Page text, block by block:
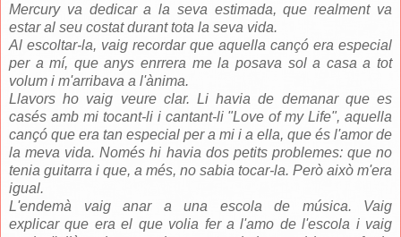
Mercury va dedicar a la seva estimada, que realment va
estar al seu costat durant tota la seva vida.
Al escoltar-la, vaig recordar que aquella cançó era especial
per a mí, que anys enrrera me la posava sol a casa a tot
volum i m'arribava a l'ànima.
Llavors ho vaig veure clar. Li havia de demanar que es
casés amb mi tocant-li i cantant-li "Love of my Life", aquella
cançó que era tan especial per a mi i a ella, que és l'amor de
la meva vida. Només hi havia dos petits problemes: que no
tenia guitarra i que, a més, no sabia tocar-la. Però això m'era
igual.
L'endemà vaig anar a una escola de música. Vaig
explicar que era el que volia fer a l'amo de l'escola i vaig